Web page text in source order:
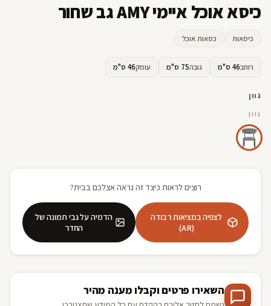
כיסא אוכל איימי AMY גב שחור
כיסאות כסאות אוכל
רוחב46 ס"מ גובה75 ס"מ עומק46 ס"מ
גוון
גוון
רוצים לראות כיצד זה נראה אצלכם בבית?
לצפיה במציאות רבודה
(AR)
הדמיה על גבי תמונה של
החדר
השאירו פרטים וקבלו מענה מהיר